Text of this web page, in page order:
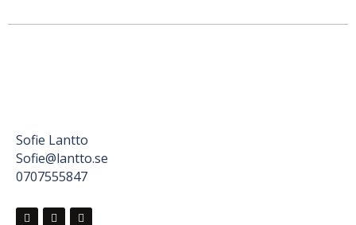
Sofie Lantto
Sofie@lantto.se
0707555847